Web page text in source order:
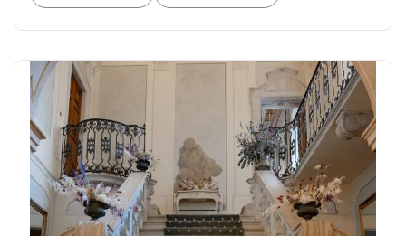
18 19 20 21 22 23 24
25 31
novembre 2026
1 2 3 5 7
8 9 10 11 12 13 14